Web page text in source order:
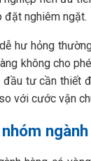
đặt nghiêm ngặt.
hư hỏng
không cho
đầu tư cần thiết
với cước vận